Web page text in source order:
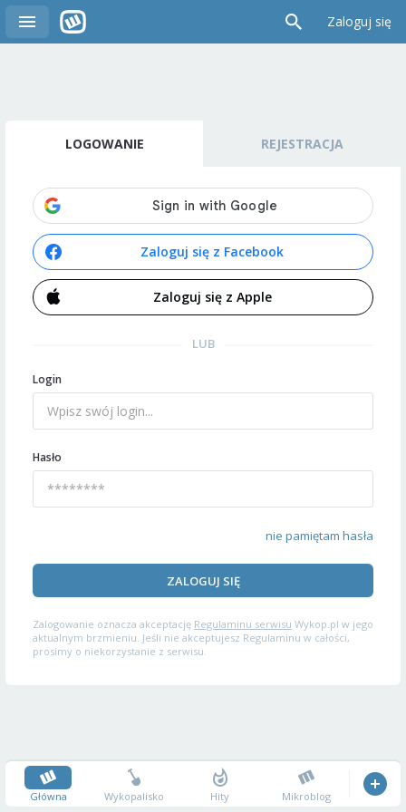
Zaloguj się
LOGOWANIE REJESTRACJA
Zaloguj się z Facebook
Zaloguj się z Apple
LUB
Login
Hasło
nie pamiętam hasła
ZALOGUJ SIĘ
Zalogowanie oznacza akceptację Regulaminu serwisu Wykop.pl w jego
aktualnym brzmieniu. Jeśli nie akceptujesz Regulaminu w całości,
prosimy o niekorzystanie z serwisu.
Główna Wykopalisko Hity Mikroblog